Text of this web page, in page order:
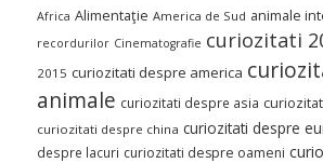
Africa Alimentaţie America de Sud animale
recordurilor Cinematografie curiozitati
2015 curiozitati despre america
animale curiozitati despre asia
curiozitati despre china curiozitati despre
despre lacuri curiozitati despre oameni